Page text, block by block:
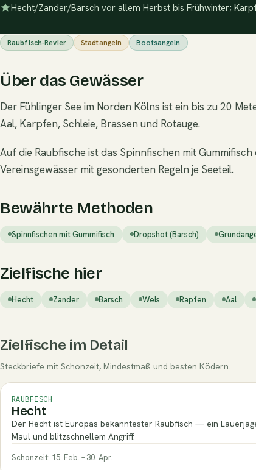
Hecht/Zander/Barsch vor allem Herbst bis Frühwinter;
Raubfisch-Revier Stadtangeln Bootsangeln
Über das Gewässer
Der Fühlinger See im Norden Kölns ist ein bis zu 20
Aal, Karpfen, Schleie, Brassen und Rotauge.
Auf die Raubfische ist das Spinnfischen mit
Vereinsgewässer mit gesonderten Regeln je Seeteil.
Bewährte Methoden
Spinnfischen mit Gummifisch Dropshot (Barsch)
Zielfische hier
Hecht Zander Barsch Wels Rapfen Aal
Zielfische im Detail
Steckbriefe mit Schonzeit, Mindestmaß und besten Ködern.
RAUBFISCH
Hecht
Der Hecht ist Europas bekanntester Raubfisch — ein
Maul und blitzschnellem Angriff.
Schonzeit: 15. Feb. – 30. Apr.